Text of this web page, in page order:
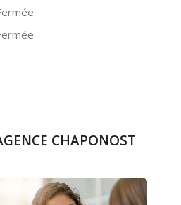
CHAPONOST